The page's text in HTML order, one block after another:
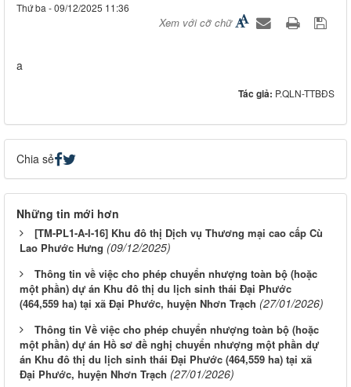
Thứ ba - 09/12/2025 11:36
Xem với cỡ chữ
a
Tác giả: P.QLN-TTBĐS
Chia sẻ
Những tin mới hơn
[TM-PL1-A-I-16] Khu đô thị Dịch vụ Thương mại cao cấp Cù
Lao Phước Hưng (09/12/2025)
Thông tin về việc cho phép chuyển nhượng toàn bộ (hoặc
một phần) dự án Khu đô thị du lịch sinh thái Đại Phước
(464,559 ha) tại xã Đại Phước, huyện Nhơn Trạch (27/01/2026)
Thông tin Về việc cho phép chuyển nhượng toàn bộ (hoặc
một phần) dự án Hồ sơ đề nghị chuyển nhượng một phần dự
án Khu đô thị du lịch sinh thái Đại Phước (464,559 ha) tại xã
Đại Phước, huyện Nhơn Trạch (27/01/2026)